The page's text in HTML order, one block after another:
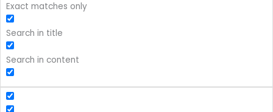
Exact matches only
Search in title
Search in content